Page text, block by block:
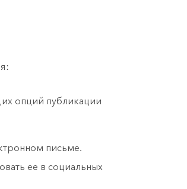
опций публикации
письме.
ее в социальных